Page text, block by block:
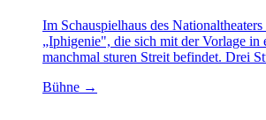
Im Schauspielhaus des
„Iphigenie", die sich mit der Vorlage in
manchmal sturen Streit befindet. Drei
Bühne →